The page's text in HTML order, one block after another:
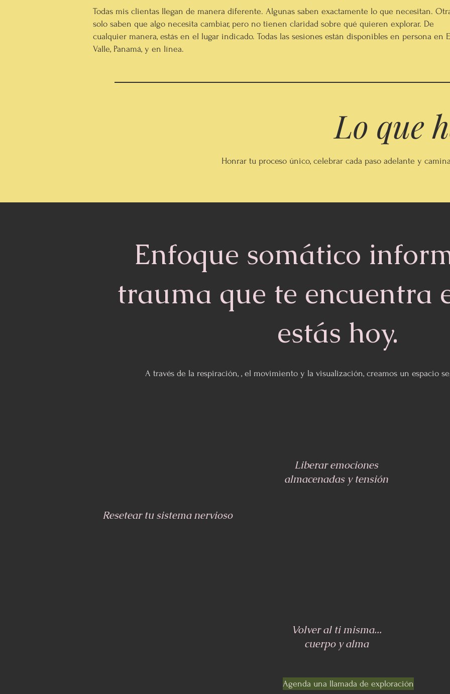
Todas mis clientas llegan de manera diferente. Algunas saben exactamente lo que necesitan.
solo saben que algo necesita cambiar, pero no tienen claridad sobre qué quieren explorar. De
cualquier manera, estás en el lugar indicado. Todas las sesiones están disponibles en persona en
Valle, Panamá, y en línea.
Lo que
Honrar tu proceso único, celebrar cada paso adelante y
Enfoque somático
trauma que te encuentra
estás hoy.
A través de la respiración, , el movimiento y la visualización, creamos un espacio
Liberar emociones
almacenadas y tensión
Resetear tu sistema nervioso
Volver al ti misma...
cuerpo y alma
Agenda una llamada de exploración